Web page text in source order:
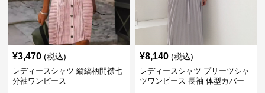
¥3,470 (税込)
レディースシャツ 縦縞柄開襟七
分袖ワンピース
¥8,140 (税込)
レディースシャツ プリーツシャ
ツワンピース 長袖 体型カバー